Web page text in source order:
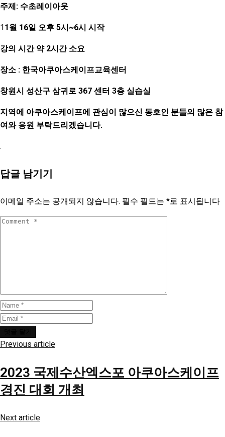
주제: 수초레이아웃
​1 1월 16일 오후 5시~6시 시작
강의 시간 약 2시간 소요
​장소 : 한국아쿠아스케이프교육센터
창원시 성산구 삼귀로 367 센터 3층 실습실
지역에 아쿠아스케이프에 관심이 많으신 동호인 분들의 많은 참
여와 응원 부탁드리겠습니다.
.
답글 남기기
이메일 주소는 공개되지 않습니다. 필수 필드는 *로 표시됩니다
Previous article
2023 국제수산엑스포 아쿠아스케이프
경진 대회 개최
Next article